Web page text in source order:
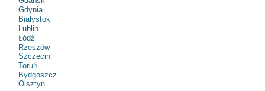
Gdynia
Białystok
Lublin
Łódź
Rzeszów
Szczecin
Toruń
Bydgoszcz
Olsztyn